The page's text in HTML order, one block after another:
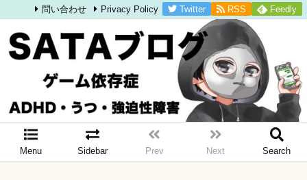
Menu Sidebar Prev Next Search
問い合わせ Privacy Policy Twitter RSS Feedly